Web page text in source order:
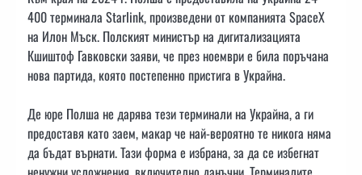
400 терминала Starlink, произведени от компанията SpaceX
на Илон Мъск. Полският министър на дигитализацията
Кшиштоф Гавковски заяви, че през ноември е била поръчана
нова партида, която постепенно пристига в Украйна.
Де юре Полша не дарява тези терминали на Украйна, а ги
предоставя като заем, макар че най-вероятно те никога няма
да бъдат върнати. Тази форма е избрана, за да се избегнат